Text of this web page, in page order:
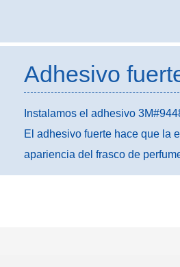
Adhesivo
Instalamos el adhesivo
El adhesivo fuerte hace que la
apariencia del frasco de